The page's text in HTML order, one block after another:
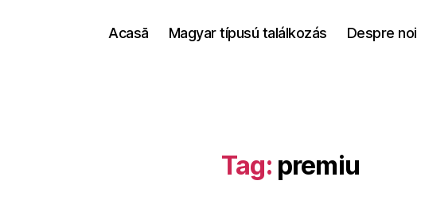
Acasă Magyar típusú találkozás Despre noi
Tag: premiu